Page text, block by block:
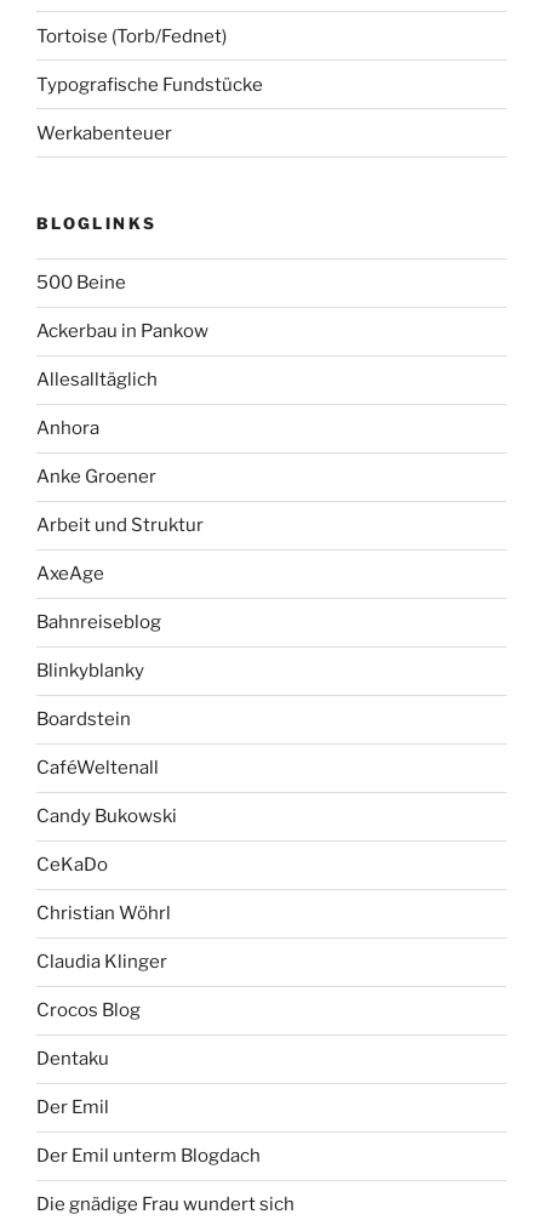
Tortoise (Torb/Fednet)
Typografische Fundstücke
Werkabenteuer
BLOGLINKS
500 Beine
Ackerbau in Pankow
Allesalltäglich
Anhora
Anke Groener
Arbeit und Struktur
AxeAge
Bahnreiseblog
Blinkyblanky
Boardstein
CaféWeltenall
Candy Bukowski
CeKaDo
Christian Wöhrl
Claudia Klinger
Crocos Blog
Dentaku
Der Emil
Der Emil unterm Blogdach
Die gnädige Frau wundert sich